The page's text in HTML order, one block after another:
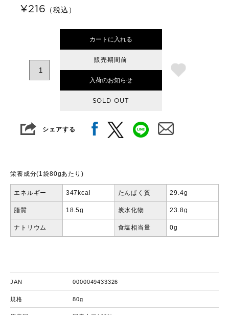
¥216 （税込）
カートに入れる
販売期間前
入荷のお知らせ
SOLD OUT
シェアする
栄養成分(1袋80gあたり)
エネルギー 347kcal たんぱく質 29.4g
脂質 18.5g 炭水化物 23.8g
ナトリウム 食塩相当量 0g
JAN 0000049433326
規格 80g